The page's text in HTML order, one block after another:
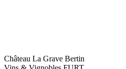
Château La Grave Bertin